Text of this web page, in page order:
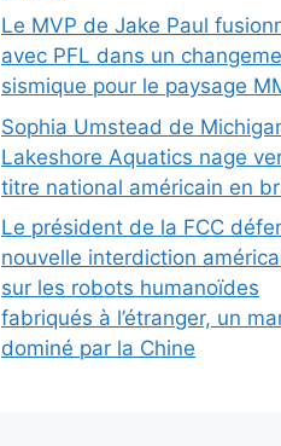
Le MVP de Jake Paul
avec PFL dans un
sismique pour le paysage
Sophia Umstead de
Lakeshore Aquatics nage
titre national américain en
Le président de la FCC
nouvelle interdiction
sur les robots humanoïdes
fabriqués à l’étranger, un
dominé par la Chine